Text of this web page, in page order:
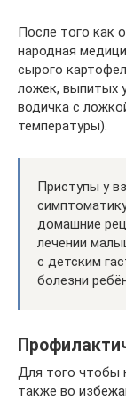
После того как
народная
сырого
ложек, выпитых
водичка с
температуры).
Приступы у
домашние
лечении
с детским
болезни
Для того чтобы
также во